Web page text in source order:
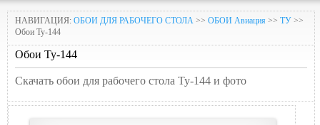
НАВИГАЦИЯ: ОБОИ ДЛЯ РАБОЧЕГО СТОЛА >> ОБОИ Авиация >> ТУ >>
Обои Ту-144
Обои Ту-144
Скачать обои для рабочего стола Ту-144 и фото